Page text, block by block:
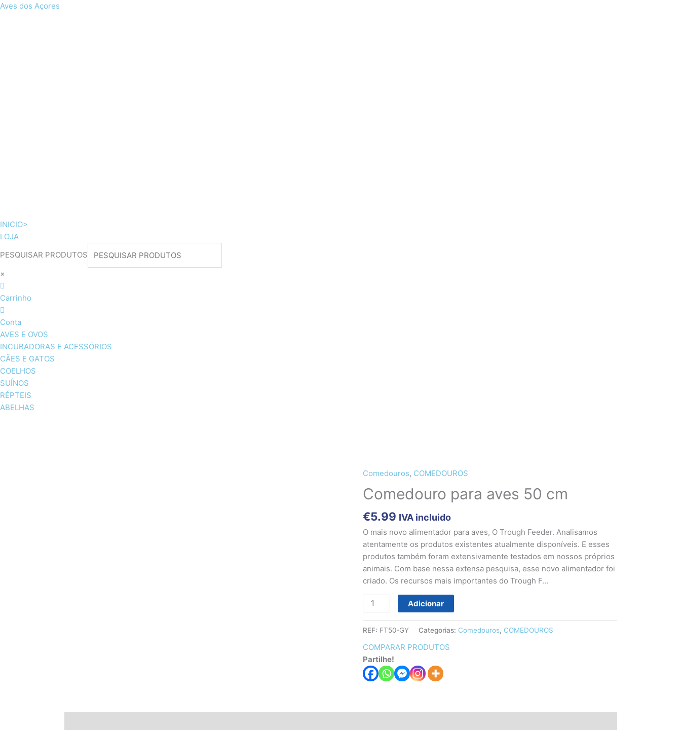
Skip
Aves dos Açores
INICIO>
LOJA
PESQUISAR PRODUTOS
×
Carrinho
Conta
AVES E OVOS
INCUBADORAS E ACESSÓRIOS
CÃES E GATOS
COELHOS
SUÍNOS
RÉPTEIS
ABELHAS
Comedouros, COMEDOUROS
Comedouro para aves 50 cm
€5.99 IVA incluido
O mais novo alimentador para aves, O Trough Feeder. Analisamos
atentamente os produtos existentes atualmente disponíveis. E esses
produtos também foram extensivamente testados em nossos próprios
animais. Com base nessa extensa pesquisa, esse novo alimentador foi
criado. Os recursos mais importantes do Trough F…
Quantidade
de
Comedouro
para
aves
50
cm
Adicionar
REF: FT50-GY Categorias: Comedouros, COMEDOUROS
COMPARAR PRODUTOS
Partilhe!